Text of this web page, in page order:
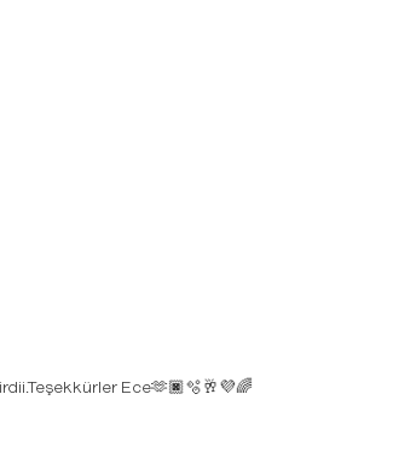
Ece🫶🏿🫧🥂💜🌈